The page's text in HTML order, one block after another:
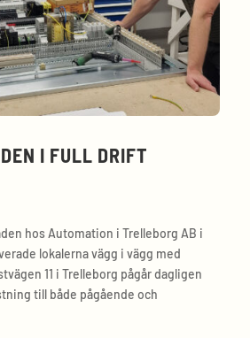
I FULL DRIFT
hos Automation i Trelleborg AB i
lokalerna vägg i vägg med
11 i Trelleborg pågår dagligen
till både pågående och